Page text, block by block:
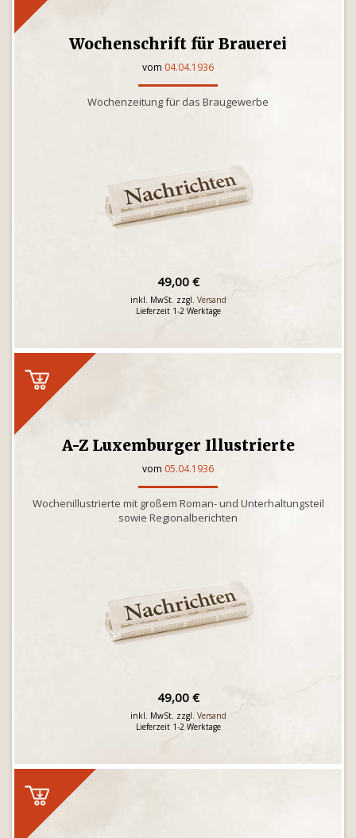
Wochenschrift für Brauerei
vom 04.04.1936
Wochenzeitung für das Braugewerbe
49,00 €
inkl. MwSt. zzgl. Versand
Lieferzeit 1-2 Werktage
A-Z Luxemburger Illustrierte
vom 05.04.1936
Wochenillustrierte mit großem Roman- und Unterhaltungsteil
sowie Regionalberichten
49,00 €
inkl. MwSt. zzgl. Versand
Lieferzeit 1-2 Werktage